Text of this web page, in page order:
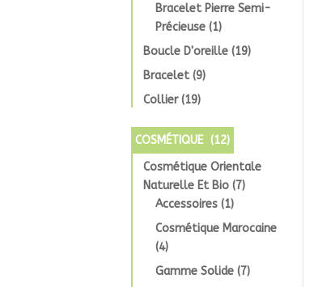
Bracelet Pierre Semi-
Précieuse (1)
Boucle D'oreille (19)
Bracelet (9)
Collier (19)
COSMÉTIQUE (12)
Cosmétique Orientale
Naturelle Et Bio (7)
Accessoires (1)
Cosmétique Marocaine
(4)
Gamme Solide (7)